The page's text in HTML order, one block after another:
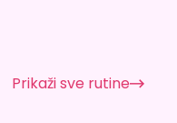
Prikaži sve rutine